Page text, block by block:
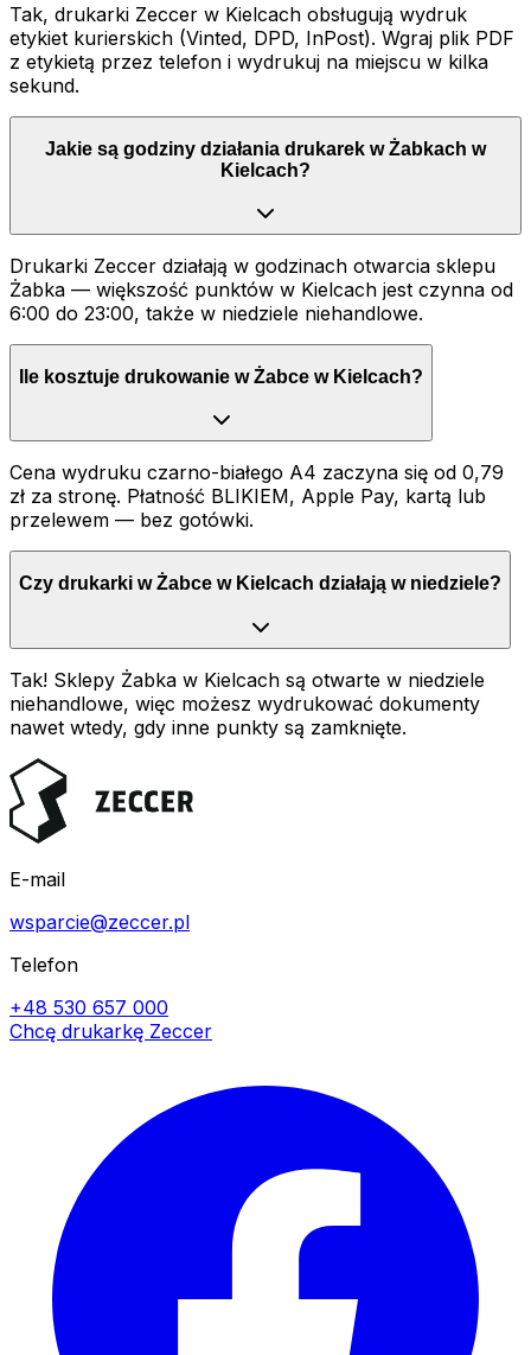
Tak, drukarki Zeccer w Kielcach obsługują wydruk
etykiet kurierskich (Vinted, DPD, InPost). Wgraj plik PDF
z etykietą przez telefon i wydrukuj na miejscu w kilka
sekund.
Jakie są godziny działania drukarek w Żabkach w
Kielcach?
Drukarki Zeccer działają w godzinach otwarcia sklepu
Żabka — większość punktów w Kielcach jest czynna od
6:00 do 23:00, także w niedziele niehandlowe.
Ile kosztuje drukowanie w Żabce w Kielcach?
Cena wydruku czarno-białego A4 zaczyna się od 0,79
zł za stronę. Płatność BLIKIEM, Apple Pay, kartą lub
przelewem — bez gotówki.
Czy drukarki w Żabce w Kielcach działają w niedziele?
Tak! Sklepy Żabka w Kielcach są otwarte w niedziele
niehandlowe, więc możesz wydrukować dokumenty
nawet wtedy, gdy inne punkty są zamknięte.
E-mail
wsparcie@zeccer.pl
Telefon
+48 530 657 000
Chcę drukarkę Zeccer